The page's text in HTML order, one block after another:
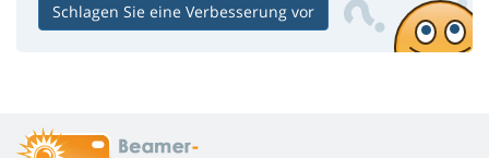
Schlagen Sie eine Verbesserung vor